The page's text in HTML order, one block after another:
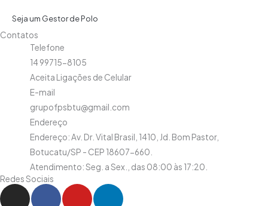
Seja um Gestor de Polo
Contatos
Telefone
14 99715-8105
Aceita Ligações de Celular
E-mail
grupofpsbtu@gmail.com
Endereço
Endereço: Av. Dr. Vital Brasil, 1410, Jd. Bom Pastor,
Botucatu/SP - CEP 18607-660.
Atendimento: Seg. a Sex., das 08:00 às 17:20.
Redes Sociais
I F Y L